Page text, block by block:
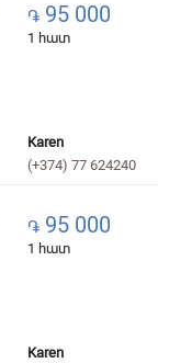
֏ 95 000
1 հատ
Karen
(+374) 77 624240
֏ 95 000
1 հատ
Karen